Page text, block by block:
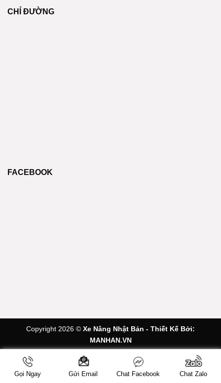
CHỈ ĐƯỜNG
FACEBOOK
Copyright 2026 © Xe Nâng Nhật Bản - Thiết Kế Bởi:
MANHAN.VN
Gọi Ngay Gửi Email Chat Facebook Chat Zalo